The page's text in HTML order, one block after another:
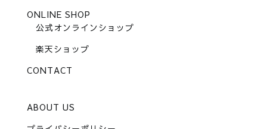
ONLINE SHOP
公式オンラインショップ
楽天ショップ
CONTACT
ABOUT US